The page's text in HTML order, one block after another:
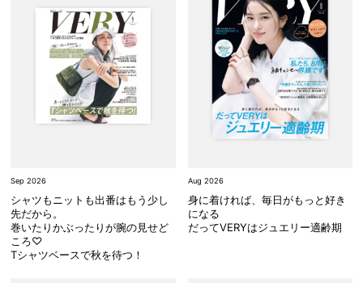
Sep 2026
シャツもニットも出番はもう少し
先だから。
巻いたりかぶったりが腕の見せど
ころ♡
Tシャツベースで秋を待つ！
Aug 2026
身に着ければ、毎日がもっと好き
になる
だってVERYはジュエリー適齢期